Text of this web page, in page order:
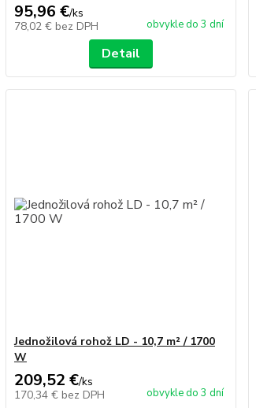
95,96 €/ks
78,02 € bez DPH obvykle do 3 dní
Detail
Jednožilová rohož LD - 10,7 m² / 1700
W
209,52 €/ks
170,34 € bez DPH obvykle do 3 dní